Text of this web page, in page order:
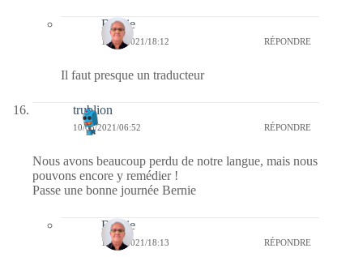
Bernie
10/05/2021/18:12 RÉPONDRE
Il faut presque un traducteur
trublion
10/05/2021/06:52 RÉPONDRE
Nous avons beaucoup perdu de notre langue, mais nous
pouvons encore y remédier !
Passe une bonne journée Bernie
Bernie
10/05/2021/18:13 RÉPONDRE